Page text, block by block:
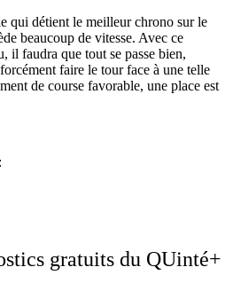
qui détient le meilleur chrono sur le
beaucoup de vitesse. Avec ce
il faudra que tout se passe bien,
faire le tour face à une telle
de course favorable, une place est
gratuits du QUinté+